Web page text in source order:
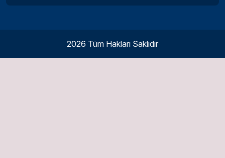
2026 Tüm Hakları Saklıdır